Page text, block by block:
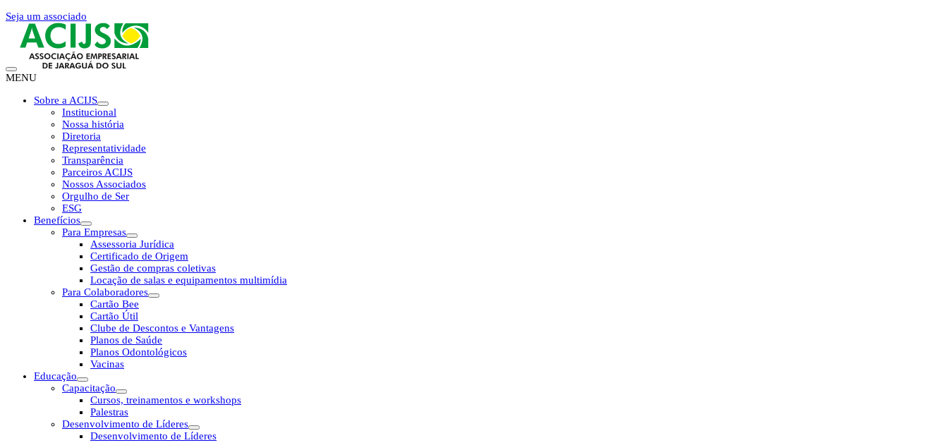
Seja um associado
MENU
Sobre a ACIJS
Institucional
Nossa história
Diretoria
Representatividade
Transparência
Parceiros ACIJS
Nossos Associados
Orgulho de Ser
ESG
Benefícios
Para Empresas
Assessoria Jurídica
Certificado de Origem
Gestão de compras coletivas
Locação de salas e equipamentos multimídia
Para Colaboradores
Cartão Bee
Cartão Útil
Clube de Descontos e Vantagens
Planos de Saúde
Planos Odontológicos
Vacinas
Educação
Capacitação
Cursos, treinamentos e workshops
Palestras
Desenvolvimento de Líderes
Desenvolvimento de Líderes